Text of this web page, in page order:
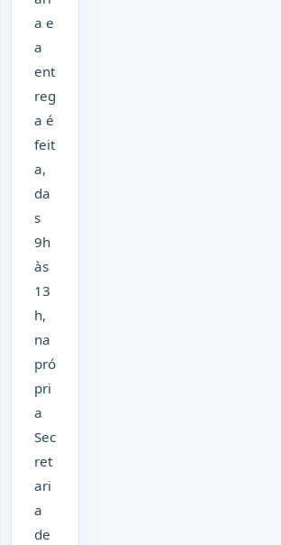
a e
a
ent
reg
a é
feit
a,
da
s
9h
às
13
h,
na
pró
pri
a
Sec
ret
ari
a
de